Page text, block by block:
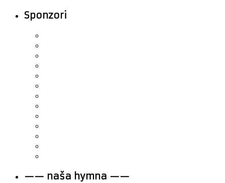
Sponzori
—— naša hymna ——